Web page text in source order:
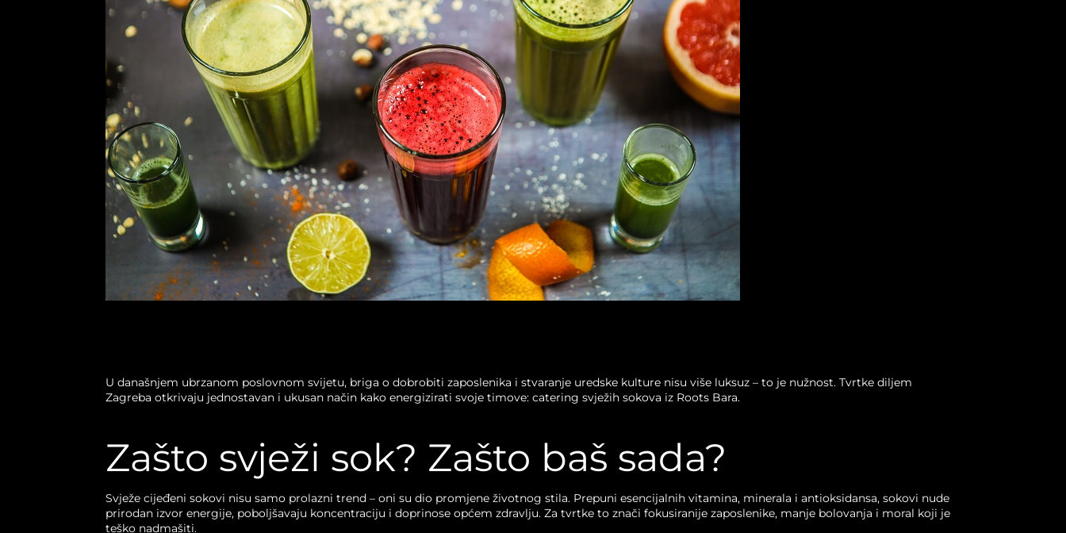
U današnjem ubrzanom poslovnom svijetu, briga o dobrobiti zaposlenika i stvaranje uredske kulture nisu više luksuz – to je nužnost. Tvrtke diljem
Zagreba otkrivaju jednostavan i ukusan način kako energizirati svoje timove: catering svježih sokova iz Roots Bara.
Zašto svježi sok? Zašto baš sada?
Svježe cijeđeni sokovi nisu samo prolazni trend – oni su dio promjene životnog stila. Prepuni esencijalnih vitamina, minerala i antioksidansa, sokovi nude
prirodan izvor energije, poboljšavaju koncentraciju i doprinose općem zdravlju. Za tvrtke to znači fokusiranije zaposlenike, manje bolovanja i moral koji je
teško nadmašiti.